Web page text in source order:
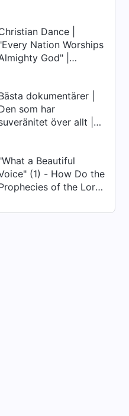
Dance |
Nation Worships
God" |
dokumentärer |
som har
över allt |
a Beautiful
(1) - How Do the
of the Lord